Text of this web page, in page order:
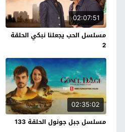
02:07:51
مسلسل الحب يجعلنا نبكي الحلقة
2
02:35:02
مسلسل جبل جونول الحلقة 133